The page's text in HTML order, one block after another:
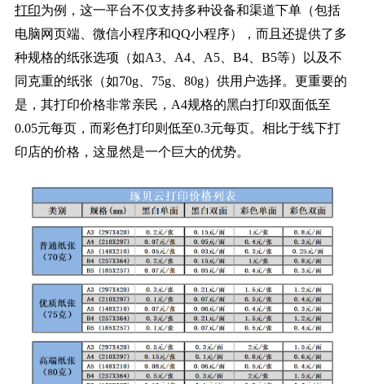
打印为例，这一平台不仅支持多种设备和渠道下单（包括
电脑网页端、微信小程序和QQ小程序），而且还提供了多
种规格的纸张选项（如A3、A4、A5、B4、B5等）以及不
同克重的纸张（如70g、75g、80g）供用户选择。更重要的
是，其打印价格非常亲民，A4规格的黑白打印双面低至
0.05元每页，而彩色打印则低至0.3元每页。相比于线下打
印店的价格，这显然是一个巨大的优势。